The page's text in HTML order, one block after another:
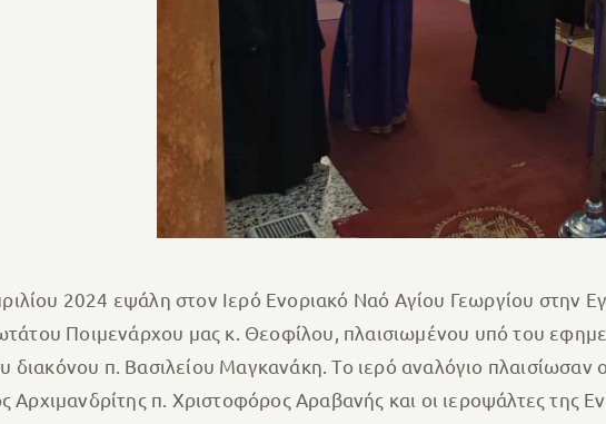
2024 εψάλη στον Ιερό Ενοριακό Ναό Αγίου Γεωργίου στην
Ποιμενάρχου μας κ. Θεοφίλου, πλαισιωμένου υπό του
διακόνου π. Βασιλείου Μαγκανάκη. Το ιερό αναλόγιο πλαισίωσαν
π. Χριστοφόρος Αραβανής και οι ιεροψάλτες της